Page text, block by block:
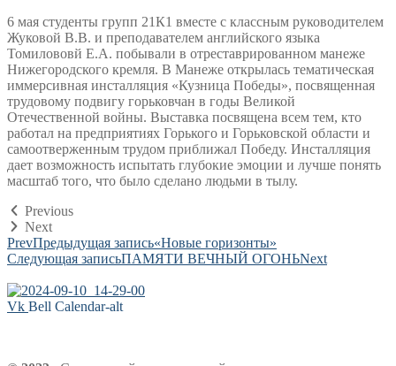
6 мая студенты групп 21К1 вместе с классным руководителем
Жуковой В.В. и преподавателем английского языка
Томилововй Е.А. побывали в отреставрированном манеже
Нижегородского кремля. В Манеже открылась тематическая
иммерсивная инсталляция «Кузница Победы», посвященная
трудовому подвигу горьковчан в годы Великой
Отечественной войны. Выставка посвящена всем тем, кто
работал на предприятиях Горького и Горьковской области и
самоотверженным трудом приближал Победу. Инсталляция
дает возможность испытать глубокие эмоции и лучше понять
масштаб того, что было сделано людьми в тылу.
Previous
Next
PrevПредыдущая запись«Новые горизонты»
Следующая записьПАМЯТИ ВЕЧНЫЙ ОГОНЬNext
Vk Bell Calendar-alt